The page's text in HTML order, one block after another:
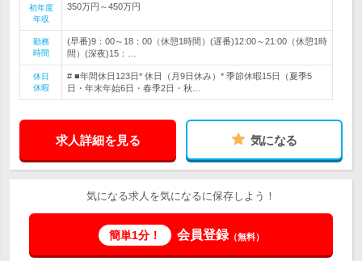
初年度
年収
350万円～450万円
勤務
時間
(早番)9：00～18：00（休憩1時間）(遅番)12:00～21:00（休憩1時
間）(深夜)15：…
休日
休暇
# ■年間休日123日* 休日（月9日休み）* 季節休暇15日（夏季5
日・年末年始6日・春季2日・秋…
求人詳細を見る 気になる
気になる求人を気になるに保存しよう！
簡単1分！ 会員登録（無料）